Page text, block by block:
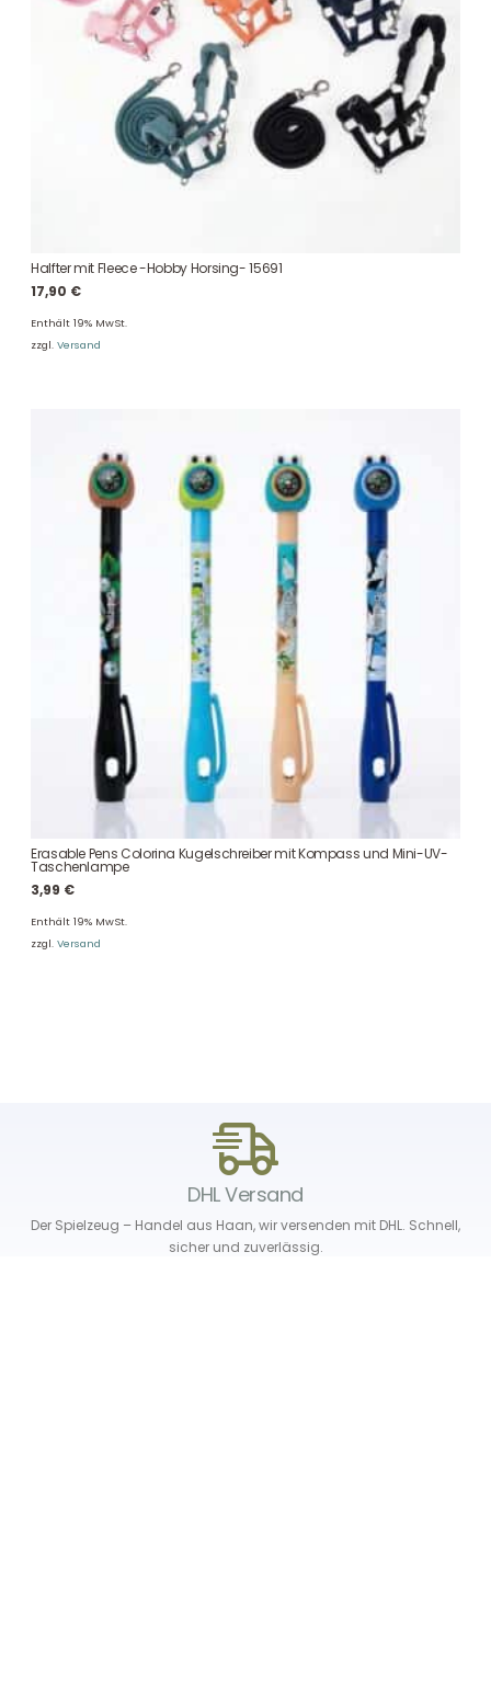
Halfter mit Fleece -Hobby Horsing- 15691
17,90 €
Enthält 19% MwSt.
zzgl. Versand
Erasable Pens Colorina Kugelschreiber mit Kompass und Mini-UV-
Taschenlampe
3,99 €
Enthält 19% MwSt.
zzgl. Versand
DHL Versand
Der Spielzeug – Handel aus Haan, wir versenden mit DHL. Schnell,
sicher und zuverlässig.